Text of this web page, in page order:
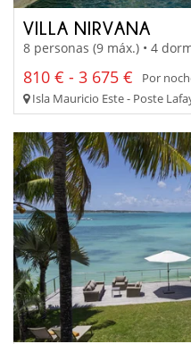
VILLA NIRVANA
8 personas (9 máx.) • 4
810 € - 3 675 €
Por
Isla Mauricio Este - Poste